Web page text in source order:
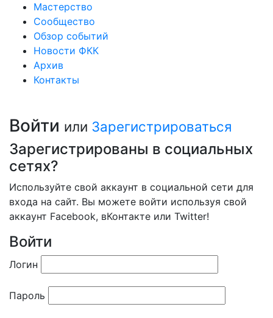
Мастерство
Сообщество
Обзор событий
Новости ФКК
Архив
Контакты
Войти или Зарегистрироваться
Зарегистрированы в социальных
сетях?
Используйте свой аккаунт в социальной сети для
входа на сайт. Вы можете войти используя свой
аккаунт Facebook, вКонтакте или Twitter!
Войти
Логин
Пароль